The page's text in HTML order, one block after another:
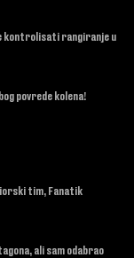
kontrolisati rangiranje u
povrede kolena!
tim, Fanatik
ali sam odabrao